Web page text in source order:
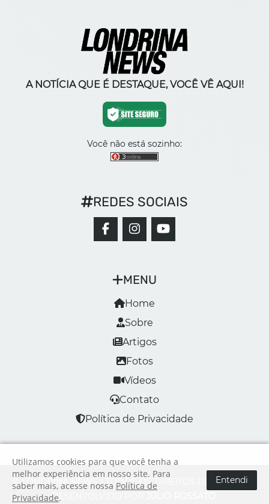
A NOTÍCIA QUE É DESTAQUE, VOCÊ VÊ AQUI!
Você não está sozinho:
MENU
Home
Sobre
Artigos
Fotos
Vídeos
Contato
Política de Privacidade
REDES SOCIAIS
© LONDRINA NEWS | TODOS OS DIREITOS RESERVADOS
DESENVOLVIDO POR
Utilizamos cookies para que você tenha a
melhor experiência em nosso site. Para
saber mais, acesse nossa Política de
Privacidade.
Entendi